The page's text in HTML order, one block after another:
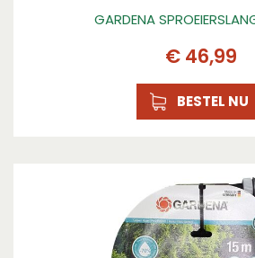
terechtkomen. Voor reiniging
wateraansluiting op de sproeier
het filter eruit te halen en
onder stromend water.
GARDENA
€ 46,99
BESTEL NU